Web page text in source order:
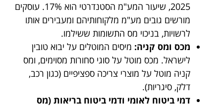
2025, שיעור המע"מ הסטנדרטי הוא 17%. עוסקים
מורשים גובים מע"מ מלקוחותיהם ומעבירים אותו
לרשויות, בניכוי מס התשומות ששילמו.
מכס ומס קניה: מיסים המוטלים על יבוא טובין
לישראל. מכס מוטל על סוגי סחורות מסוימים, ומס
קניה מוטל על מוצרי צריכה ספציפיים (כגון רכב,
דלק, סיגריות).
דמי ביטוח לאומי ודמי ביטוח בריאות (מס